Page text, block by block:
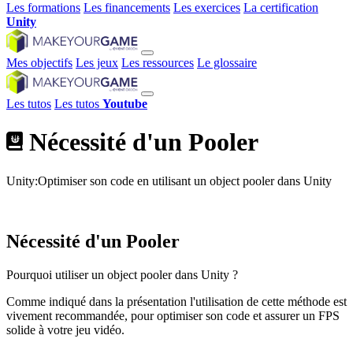
Les formations Les financements Les exercices La certification
Unity
Mes objectifs Les jeux Les ressources Le glossaire
Les tutos Les tutos Youtube
Nécessité d'un Pooler
Unity:Optimiser son code en utilisant un object pooler dans Unity
Nécessité d'un Pooler
Pourquoi utiliser un object pooler dans Unity ?
Comme indiqué dans la présentation l'utilisation de cette méthode est
vivement recommandée, pour optimiser son code et assurer un FPS
solide à votre jeu vidéo.